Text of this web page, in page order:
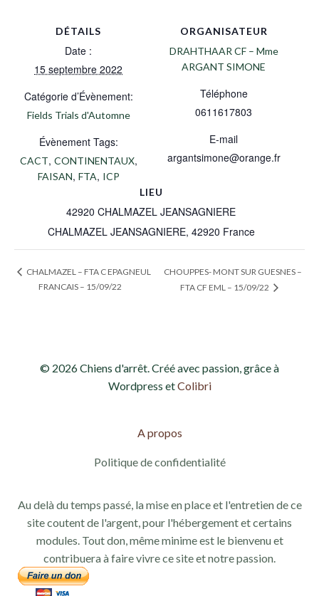
DÉTAILS
Date :
15 septembre 2022
Catégorie d’Évènement:
Fields Trials d'Automne
Évènement Tags:
CACT, CONTINENTAUX,
FAISAN, FTA, ICP
LIEU
42920 CHALMAZEL JEANSAGNIERE
CHALMAZEL JEANSAGNIERE, 42920 France
ORGANISATEUR
DRAHTHAAR CF – Mme
ARGANT SIMONE
Téléphone
0611617803
E-mail
argantsimone@orange.fr
CHALMAZEL – FTA C EPAGNEUL
FRANCAIS – 15/09/22
CHOUPPES- MONT SUR GUESNES –
FTA CF EML – 15/09/22
© 2026 Chiens d'arrêt. Créé avec passion, grâce à
Wordpress etColibri
A propos
Politique de confidentialité
Au delà du temps passé, la mise en place et l'entretien de ce
site coutent de l'argent, pour l'hébergement et certains
modules. Tout don, même minime est le bienvenu et
contribuera à faire vivre ce site et notre passion.